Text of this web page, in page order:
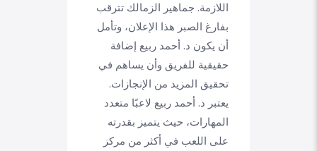
اللازمة. جماهير الزمالك تترقب
بفارغ الصبر هذا الإعلان، وتأمل
أن يكون د. أحمد ربيع إضافة
حقيقية للفريق وأن يساهم في
تحقيق المزيد من الإنجازات.
يعتبر د. أحمد ربيع لاعبًا متعدد
المهارات، حيث يتميز بقدرته
على اللعب في أكثر من مركز